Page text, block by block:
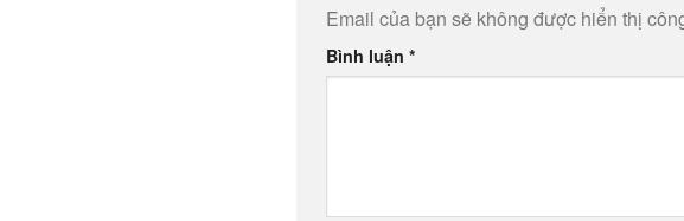
Email của bạn sẽ không được hiển thị
Bình luận *